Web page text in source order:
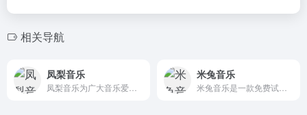
相关导航
凤梨音乐 米兔音乐